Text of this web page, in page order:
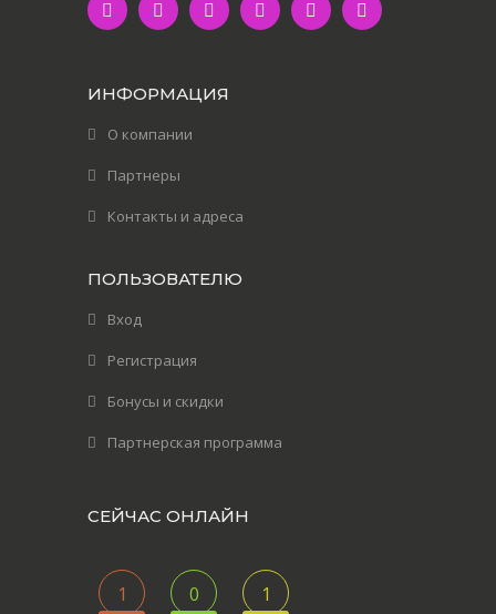
ИНФОРМАЦИЯ
О компании
Партнеры
Контакты и адреса
ПОЛЬЗОВАТЕЛЮ
Вход
Регистрация
Бонусы и скидки
Партнерская программа
СЕЙЧАС ОНЛАЙН
1 0 1